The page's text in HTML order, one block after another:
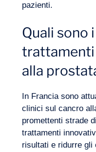
pazienti.
Quali sono
trattamenti
alla
In Francia sono
clinici sul cancro
promettenti strade
trattamenti
risultati e ridurre gli